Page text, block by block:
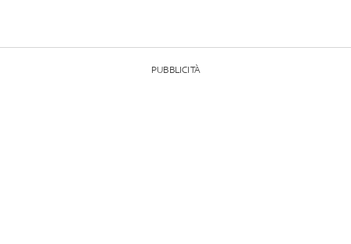
PUBBLICITÀ